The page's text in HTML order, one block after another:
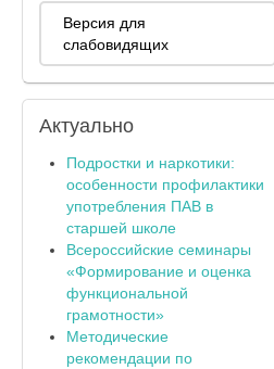
Версия для
слабовидящих
Актуально
Подростки и наркотики:
особенности профилактики
употребления ПАВ в
старшей школе
Всероссийские семинары
«Формирование и оценка
функциональной
грамотности»
Методические
рекомендации по